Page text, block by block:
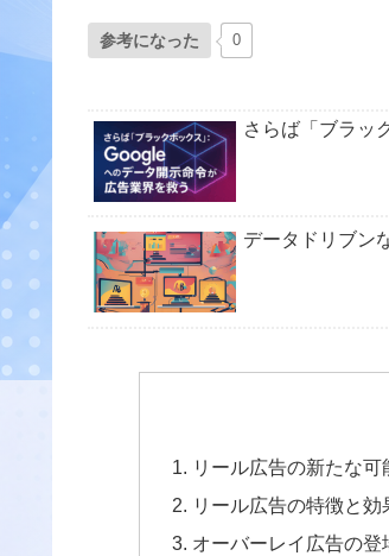
参考になった 0
さらば「ブラッ
データドリブン
リール広告の新たな
リール広告の特徴と効
オーバーレイ広告の登